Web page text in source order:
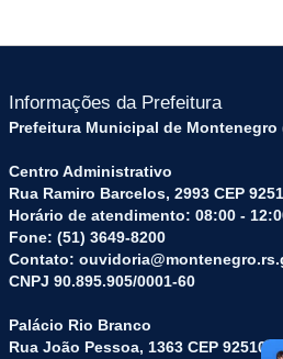
Informações da Prefeitura
Prefeitura Municipal de Montenegro
Centro Administrativo
Rua Ramiro Barcelos, 2993 CEP
Horário de atendimento: 08:00 -
Fone: (51) 3649-8200
Contato:
CNPJ 90.895.905/0001-60
Palácio Rio Branco
Rua João Pessoa, 1363 CEP 92510-